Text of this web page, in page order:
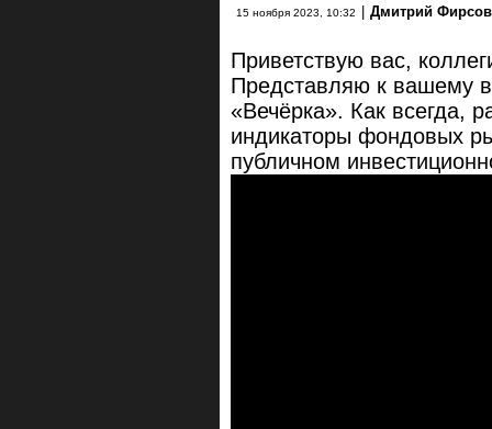
15 ноября 2023, 10:32 Дмитрий Фирсов
Приветствую вас,
Представляю к вашему
«Вечёрка». Как всегда,
индикаторы фондовых
публичном